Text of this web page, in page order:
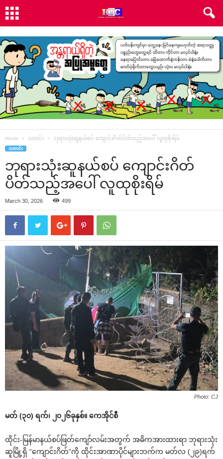
Home သတင်း ဘုရားသုံးဆူနယ်စပ် ကျောင်းဂိတ်ပိတ်သည့်အပေါ် လူထုစိုးရိမ်
သတင်း
ဘုရားသုံးဆူနယ်စပ် ကျောင်းဂိတ်
ပိတ်သည့်အပေါ် လူထုစိုးရိမ်
March 30, 2026 499
Photo: CJ
မတ် (၃၀) ရက်၊ ၂၀၂၆ခုနှစ်။ ကေအိုင်စီ
ထိုင်း-မြန်မာနယ်စပ်ဖြတ်ကျော်လမ်းအတွက် အဓိကအားထားရာ ဘုရားသုံး
ဆူမြို့ရှိ “ကျောင်းဂိတ်”ကို ထိုင်းအာဏာပိုင်များဘက်က မတ်လ (၂၉)ရက်